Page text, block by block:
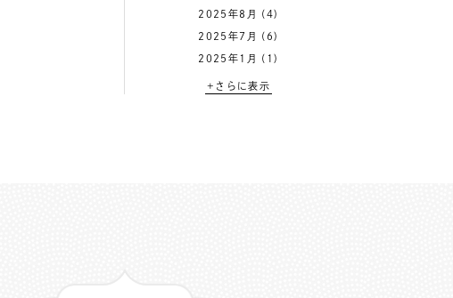
2025年8月 (4)
2025年7月 (6)
2025年1月 (1)
+さらに表示